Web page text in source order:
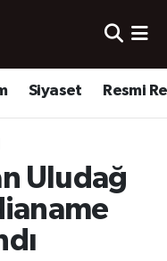
Siyaset Resmi
Uludağ
ve Fikstür